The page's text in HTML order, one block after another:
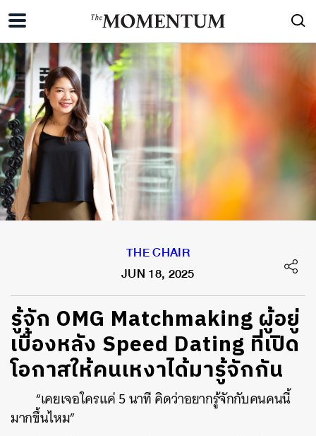
THE CHAIR
JUN 18, 2025
รู้จัก OMG Matchmaking ผู้อยู่
เบื้องหลัง Speed Dating ที่เปิด
โอกาสให้คนเหงาได้มารู้จักกัน
“เคยเจอใครแค่ 5 นาที คิดว่าอยากรู้จักกับคนคนนี้
มากขึ้นไหม”